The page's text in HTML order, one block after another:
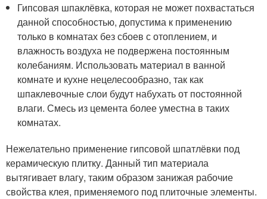
Гипсовая шпаклёвка, которая не может похвастаться
данной способностью, допустима к применению
только в комнатах без сбоев с отоплением, и
влажность воздуха не подвержена постоянным
колебаниям. Использовать материал в ванной
комнате и кухне нецелесообразно, так как
шпаклевочные слои будут набухать от постоянной
влаги. Смесь из цемента более уместна в таких
комнатах.
Нежелательно применение гипсовой шпатлёвки под
керамическую плитку. Данный тип материала
вытягивает влагу, таким образом занижая рабочие
свойства клея, применяемого под плиточные элементы.